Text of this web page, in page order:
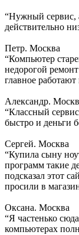
“Нужный сервис,
действительно
Петр. Москва
“Компьютер
недорогой
главное работают
Александр.
“Классный
быстро и деньги
Сергей. Москва
“Купила сыну
программ такие
подсказал этот
просили в
Оксана. Москва
“Я частенько
компьютерах